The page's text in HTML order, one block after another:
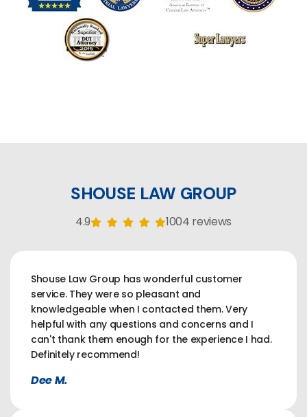
SHOUSE LAW GROUP
4.9 1004 reviews
Shouse Law Group has wonderful customer
service. They were so pleasant and
knowledgeable when I contacted them. Very
helpful with any questions and concerns and I
can't thank them enough for the experience I had.
Definitely recommend!
Dee M.